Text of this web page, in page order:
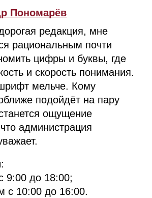
Пономарёв
редакция, мне
рациональным почти
цифры и буквы, где
и скорость понимания.
мельче. Кому
подойдёт на пару
ощущение
администрация
9:00 до 18:00;
с 10:00 до 16:00.